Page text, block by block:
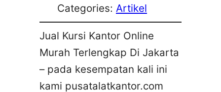
Categories: Artikel
Jual Kursi Kantor Online
Murah Terlengkap Di Jakarta
– pada kesempatan kali ini
kami pusatalatkantor.com